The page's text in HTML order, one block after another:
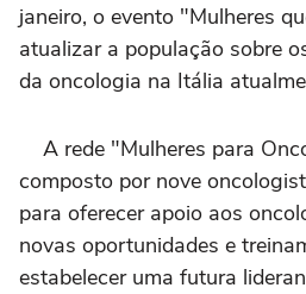
janeiro, o evento "Mulheres
atualizar a população sobre
da oncologia na Itália
A rede "Mulheres para
composto por nove
para oferecer apoio aos
novas oportunidades e
estabelecer uma futura